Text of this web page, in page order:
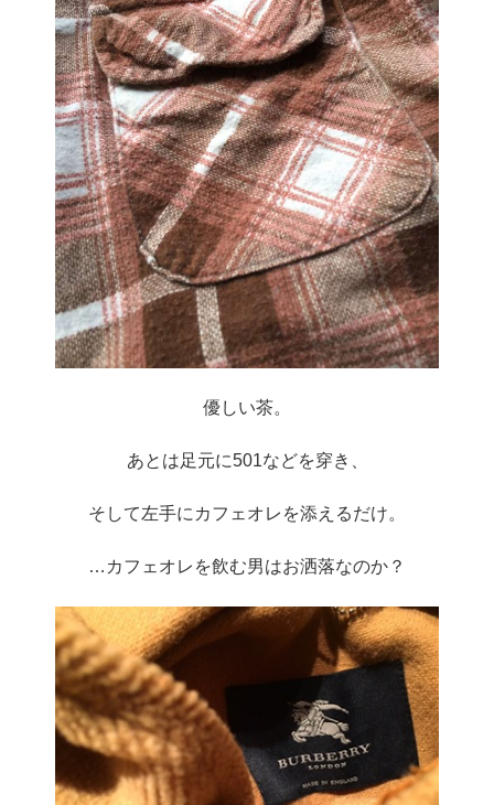
優しい茶。
あとは足元に501などを穿き、
そして左手にカフェオレを添えるだけ。
…カフェオレを飲む男はお洒落なのか？